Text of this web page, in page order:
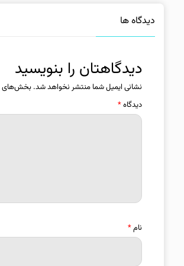
دیدگاه ها
دیدگاهتان را بنویسید
نشانی ایمیل شما منتشر نخواهد شد. بخش‌های
دیدگاه*
نام*